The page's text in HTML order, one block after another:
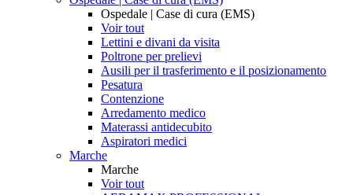
Ospedale | Case di cura (EMS)
Voir tout
Lettini e divani da visita
Poltrone per prelievi
Ausili per il trasferimento e il posizionamento
Pesatura
Contenzione
Arredamento medico
Materassi antidecubito
Aspiratori medici
Marche
Marche
Voir tout